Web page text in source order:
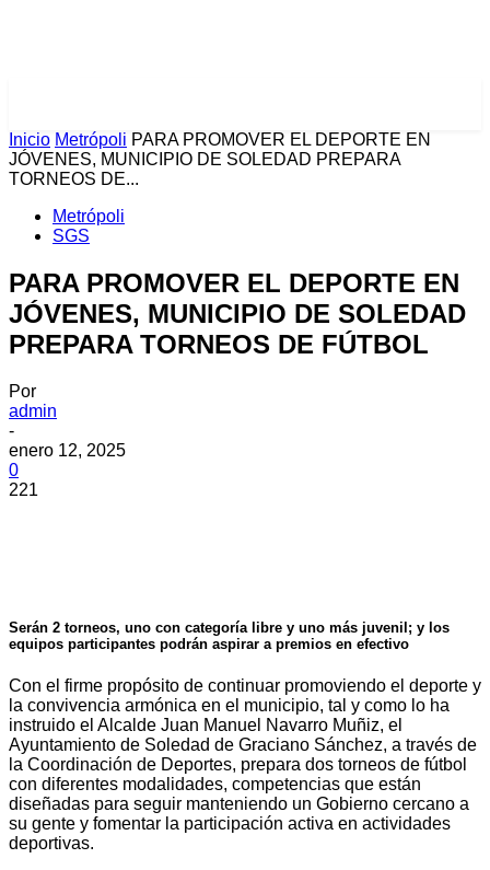
Inicio Metrópoli PARA PROMOVER EL DEPORTE EN
JÓVENES, MUNICIPIO DE SOLEDAD PREPARA
TORNEOS DE...
Metrópoli
SGS
PARA PROMOVER EL DEPORTE EN
JÓVENES, MUNICIPIO DE SOLEDAD
PREPARA TORNEOS DE FÚTBOL
Por
admin
-
enero 12, 2025
0
221
Serán 2 torneos, uno con categoría libre y uno más juvenil; y los
equipos participantes podrán aspirar a premios en efectivo
Con el firme propósito de continuar promoviendo el deporte y
la convivencia armónica en el municipio, tal y como lo ha
instruido el Alcalde Juan Manuel Navarro Muñiz, el
Ayuntamiento de Soledad de Graciano Sánchez, a través de
la Coordinación de Deportes, prepara dos torneos de fútbol
con diferentes modalidades, competencias que están
diseñadas para seguir manteniendo un Gobierno cercano a
su gente y fomentar la participación activa en actividades
deportivas.